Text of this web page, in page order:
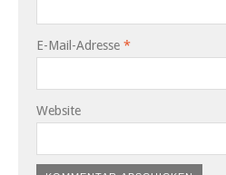
E-Mail-Adresse *
Website